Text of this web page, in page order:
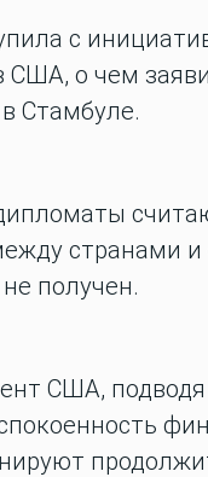
с
США, о чем
Стамбуле.
странами
получен.
США,